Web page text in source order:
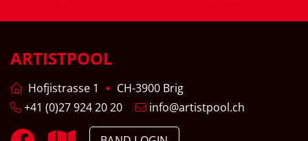
ARTISTPOOL
Hofjistrasse 1
CH-3900 Brig
+41 (0)27 924 20 20
info@artistpool.ch